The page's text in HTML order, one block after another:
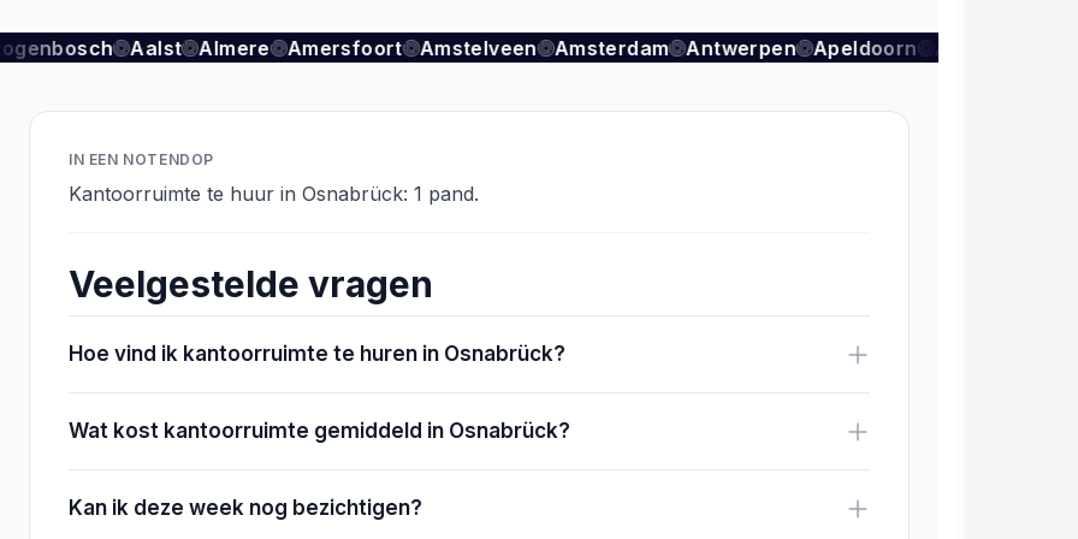
Aalst Almere Amersfoort Amstelveen Amsterdam Antwerpen Apeldoorn Arnhem
IN EEN NOTENDOP
Kantoorruimte te huur in Osnabrück: 1 pand.
Veelgestelde vragen
Hoe vind ik kantoorruimte te huren in Osnabrück?
Wat kost kantoorruimte gemiddeld in Osnabrück?
Kan ik deze week nog bezichtigen?